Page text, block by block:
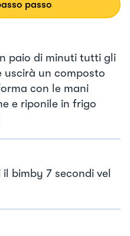
passo
paio di minuti tutti gli
uscirà un composto
con le mani
e riponile in frigo
bimby 7 secondi vel